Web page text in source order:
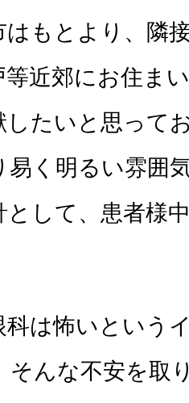
もとより、隣
等近郊にお住ま
したいと思って
く明るい雰囲
として、患者様
は怖いという
そんな不安を取